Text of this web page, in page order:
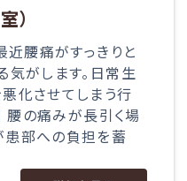
）
近腰痛がすっきりと
気がします。日常生
化させてしまう行
腰の痛みが長引く場
患部への負担を蓄